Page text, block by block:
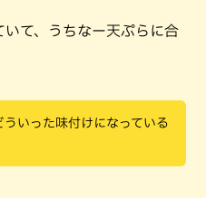
いて、うちなー天ぷらに合
ういった味付けになっている